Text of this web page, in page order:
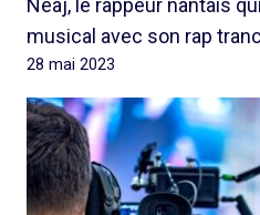
Neaj, le rappeur nantais
musical avec son rap
28 mai 2023